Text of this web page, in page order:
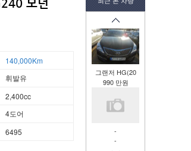
그랜저 HG(20
990 만원
-
-
모던
140,000Km
휘발유
2,400cc
4도어
6495